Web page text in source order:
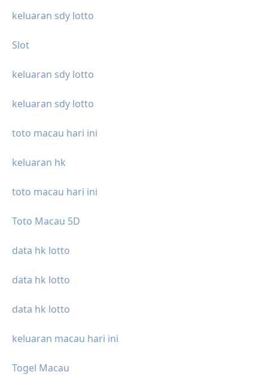
keluaran sdy lotto
Slot
keluaran sdy lotto
keluaran sdy lotto
toto macau hari ini
keluaran hk
toto macau hari ini
Toto Macau 5D
data hk lotto
data hk lotto
data hk lotto
keluaran macau hari ini
Togel Macau